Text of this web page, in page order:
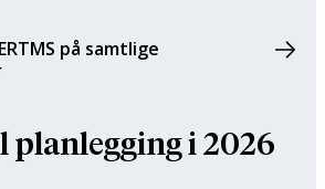
på samtlige
i 2026